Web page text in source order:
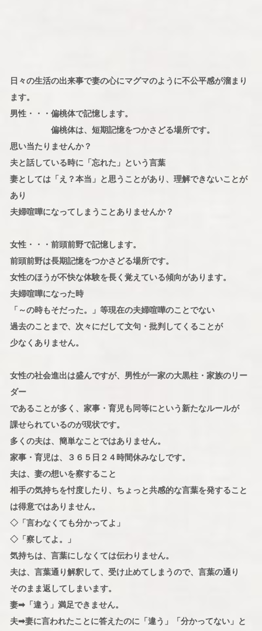
日々の生活の出来事で妻の心にマグマのように不公平感が溜まり
ます。
男性・・・偏桃体で記憶します。
偏桃体は、短期記憶をつかさどる場所です。
思い当たりませんか？
夫と話している時に「忘れた」という言葉
妻としては「え？本当」と思うことがあり、理解できないことが
あり
夫婦喧嘩になってしまうことありませんか？
女性・・・前頭前野で記憶します。
前頭前野は長期記憶をつかさどる場所です。
女性のほうが不快な体験を長く覚えている傾向があります。
夫婦喧嘩になった時
「～の時もそだった。」等現在の夫婦喧嘩のことでない
過去のことまで、次々にだして文句・批判してくることが
少なくありません。
女性の社会進出は盛んですが、男性が一家の大黒柱・家族のリー
ダー
であることが多く、家事・育児も同等にという新たなルールが
課せられているのが現状です。
多くの夫は、簡単なことではありません。
家事・育児は、３６５日２４時間休みなしです。
夫は、妻の想いを察すること
相手の気持ちを忖度したり、ちょっと共感的な言葉を発すること
は得意ではありません。
◇「言わなくても分かってよ」
◇「察してよ。」
気持ちは、言葉にしなくては伝わりません。
夫は、言葉通り解釈して、受け止めてしまうので、言葉の通り
そのまま返してしまいます。
妻➡「違う」満足できません。
夫➡妻に言われたことに答えたのに「違う」「分かってない」と